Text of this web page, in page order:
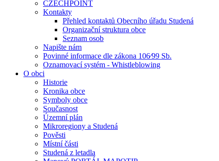
CZECHPOINT
Kontakty
Přehled kontaktů Obecního úřadu Studená
Organizační struktura obce
Seznam osob
Napište nám
Povinné informace dle zákona 106⁄99 Sb.
Oznamovací systém - Whistleblowing
O obci
Historie
Kronika obce
Symboly obce
Současnost
Územní plán
Mikroregiony a Studená
Pověsti
Místní části
Studená z letadla